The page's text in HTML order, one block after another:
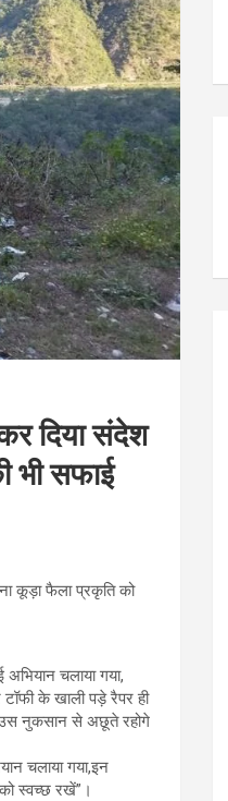
दिया संदेश
भी सफाई
कूड़ा फैला प्रकृति को
चलाया गया,
के खाली पड़े रैपर ही
उस नुकसान से अछूते रहोगे
चलाया गया,इन
को स्वच्छ रखें”।